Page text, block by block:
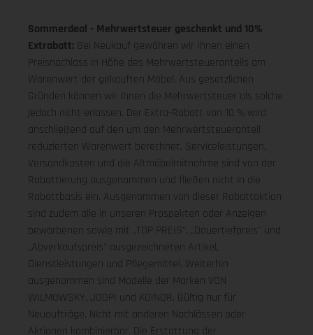
Sommerdeal - Mehrwertsteuer geschenkt und 10%
Extrabatt: Bei Neukauf gewähren wir Ihnen einen
Preisnachlass in Höhe des Mehrwertsteueranteils am
Warenwert der gekauften Möbel. Aus gesetzlichen
Gründen können wir Ihnen die Mehrwertsteuer als solche
jedoch nicht erlassen. Der Extra-Rabatt von 10 % wird
anschließend auf den um den Mehrwertsteueranteil
reduzierten Warenwert berechnet. Serviceleistungen,
Versandkosten und die Altmöbelmitnahme sind von der
Rabattierung ausgenommen und fließen nicht in die
Rabattbasis ein. Ausgenommen von dieser Rabattaktion
sind zudem alle in unseren Prospekten oder Anzeigen
beworbenen sowie mit „TOP PREIS", „Dauertiefpreis" und
„Abverkaufspreis" ausgezeichneten Artikel,
Dienstleistungen und Pflegemittel. Weiterhin
ausgenommen sind Modelle der Marken VON
WILMOWSKY, JOOP! und KOINOR. Gültig nur für
Neuaufträge. Nicht mit anderen Nachlässen oder
Aktionen kombinierbar. Die Erstattung der